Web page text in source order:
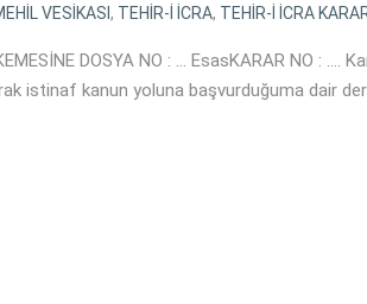
VESİKASI , TEHİR-İ İCRA, TEHİR-İ İCRA
DOSYA NO : … EsasKARAR NO : ….
istinaf kanun yoluna başvurduğuma dair